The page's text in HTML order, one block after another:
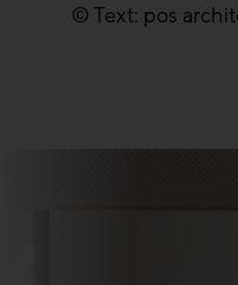
© Text: pos